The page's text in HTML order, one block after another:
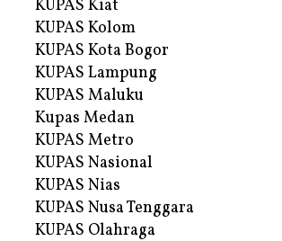
KUPAS Kiat
KUPAS Kolom
KUPAS Kota Bogor
KUPAS Lampung
KUPAS Maluku
Kupas Medan
KUPAS Metro
KUPAS Nasional
KUPAS Nias
KUPAS Nusa Tenggara
KUPAS Olahraga